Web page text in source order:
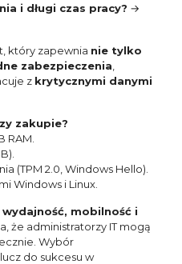
i długi czas pracy? →
który zapewnia nie tylko
zabezpieczenia
z krytycznymi danymi
zakupie?
RAM.
(TPM 2.0, Windows Hello).
Windows i Linux.
wydajność, mobilność i
że administratorzy IT mogą
Wybór
do sukcesu w